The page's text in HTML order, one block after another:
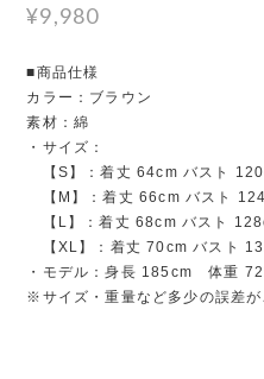
¥9,980
■商品仕様
カラー：ブラウン
素材：綿
・サイズ：
【S】：着丈 64cm バスト
【M】：着丈 66cm バスト
【L】：着丈 68cm バスト
【XL】：着丈 70cm バスト
・モデル：身長 185cm 体重
※サイズ・重量など多少の誤差が